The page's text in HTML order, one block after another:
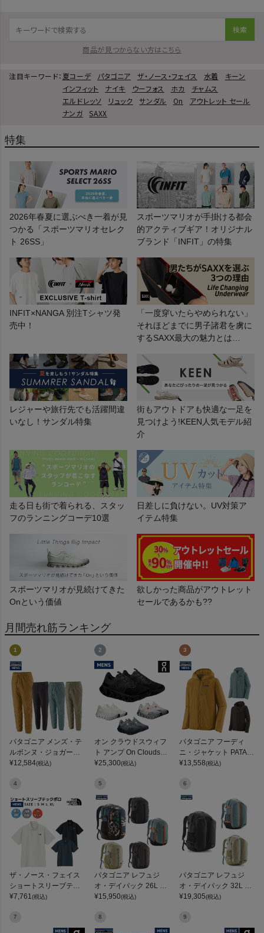
検索
商品が見つからない方はこちら
注目キーワード： 夏コーデ パタゴニア ザ・ノース・フェイス 水着
キーン
インフィット
ナイキ ウーフォス ホカ
チャムス
エルドレッソ
リュック サンダル On
アウトレット セール
ナンガ
SAXX
特集
2026年春夏に選ぶべき一着が見
つかる「スポーツマリオセレク
ト 26SS」
スポーツマリオが手掛ける都会
的アクティブギア！オリジナル
ブランド「INFIT」の特集
INFIT×NANGA 別注Tシャツ発
売中！
「一度穿いたらやめられない」
それほどまでに男子諸君を虜に
するSAXX最大の魅力とは…
レジャーや旅行先でも活躍間違
いなし！サンダル特集
街もアウトドアも快適な一足を
見つけよう!KEEN人気モデル紹
介
走る日も街で着られる、スタッ
フのランニングコーデ10選
日差しに負けない。UV対策ア
イテム特集
スポーツマリオが見続けてきた
Onという価値
欲しかった商品がアウトレット
セールであるかも??
月間売れ筋ランキング
1
パタゴニア メンズ・テ
ルボンヌ・ジョガーズ
PATAGONIA MS TERR
¥12,584(税込)
2
オン クラウドスウィフ
ト アンプ On Cloudswif
t Amp
¥25,300(税込)
3
パタゴニア フーディ
ニ・ジャケット PATAG
ONIA MS HOUDINI JKT
¥13,558(税込)
4
ザ・ノース・フェイス
ショートスリーブテッ
クポロ THE NORTH FA
¥7,761 (税込)
5
パタゴニア レフュジ
オ・デイパック 26L PA
TAGONIA REFUGIO DA
¥15,950(税込)
6
パタゴニア レフュジ
オ・デイパック 32L PA
TAGONIA REFUGIO DA
¥19,305(税込)
7 8 9